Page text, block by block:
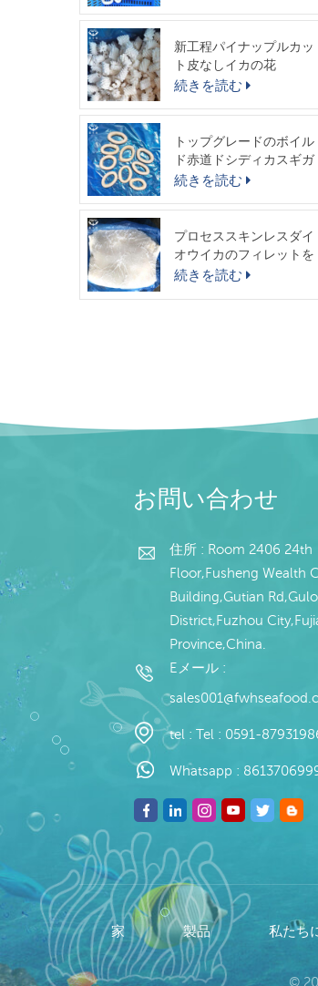
新工程パイナップルカッ
ト皮なしイカの花
続きを読む
トップグレードのボイル
ド赤道ドシディカスギガ
スイカリング
続きを読む
プロセススキンレスダイ
オウイカのフィレットを
出荷する準備ができまし
続きを読む
お問い合わせ
住所 : Room 2406 24th
Floor,Fusheng Wealth
Building,Gutian
District,Fuzhou
Province,China.
Eメール :
tel : Tel : 0591-
Whatsapp :
家 製品 私たち
©